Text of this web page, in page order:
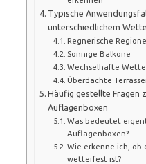
Typische
unterschiedlichem
Regnerische
Sonnige Balkone
Wechselhafte
Überdachte
Häufig gestellte Fragen
Auflagenboxen
Was bedeutet
Auflagenboxen?
Wie erkenne ich, ob
wetterfest ist?